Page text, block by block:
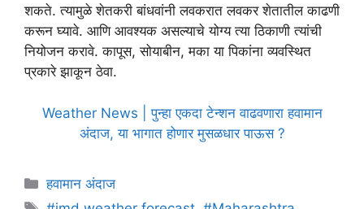
शकते. त्यामुळे शेतकरी बांधवांनी लवकरात लवकर शेतातील काढणी
करून घ्यावे. आणि आवश्यक असल्याचे योग्य त्या ठिकाणी त्यांची
नियोजन करावे. कापूस, सोयाबीन, मका या पिकांना व्यवस्थित
प्रकारे झाकून ठेवा.
Weather News | पुन्हा एकदा टेन्शन वाढवणारा हवामान
अंदाज, या भागात होणार मुसळधार पाऊस ?
Categories
हवामान अंदाज
Tags